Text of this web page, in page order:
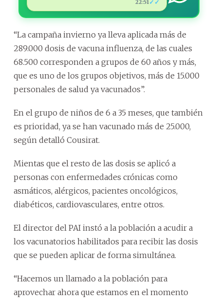
22:51 ✓✓
“La campaña invierno ya lleva aplicada más de
289.000 dosis de vacuna influenza, de las cuales
68.500 corresponden a grupos de 60 años y más,
que es uno de los grupos objetivos, más de 15.000
personales de salud ya vacunados”.
En el grupo de niños de 6 a 35 meses, que también
es prioridad, ya se han vacunado más de 25.000,
según detalló Cousirat.
Mientas que el resto de las dosis se aplicó a
personas con enfermedades crónicas como
asmáticos, alérgicos, pacientes oncológicos,
diabéticos, cardiovasculares, entre otros.
El director del PAI instó a la población a acudir a
los vacunatorios habilitados para recibir las dosis
que se pueden aplicar de forma simultánea.
“Hacemos un llamado a la población para
aprovechar ahora que estamos en el momento